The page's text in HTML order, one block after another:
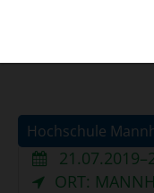
Hochschule
ORT: